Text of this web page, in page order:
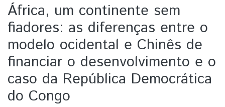
África, um continente sem
fiadores: as diferenças entre o
modelo ocidental e Chinês de
financiar o desenvolvimento e o
caso da República Democrática
do Congo